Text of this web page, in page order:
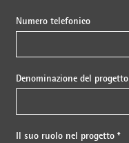
Numero telefonico
Denominazione del progetto
Il suo ruolo nel progetto *